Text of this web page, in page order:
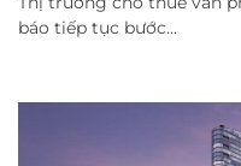
báo tiếp tục bước...